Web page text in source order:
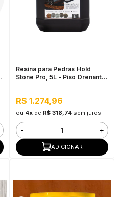
Resina para Pedras Hold
Stone Pro, 5L - Piso Drenante
R$ 1.274,96
ou 4xde R$ 318,74 sem juros
- +
ADICIONAR